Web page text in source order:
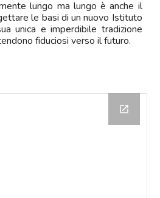
lungo ma lungo è anche il
le basi di un nuovo Istituto
unica e imperdibile tradizione
fiduciosi verso il futuro.